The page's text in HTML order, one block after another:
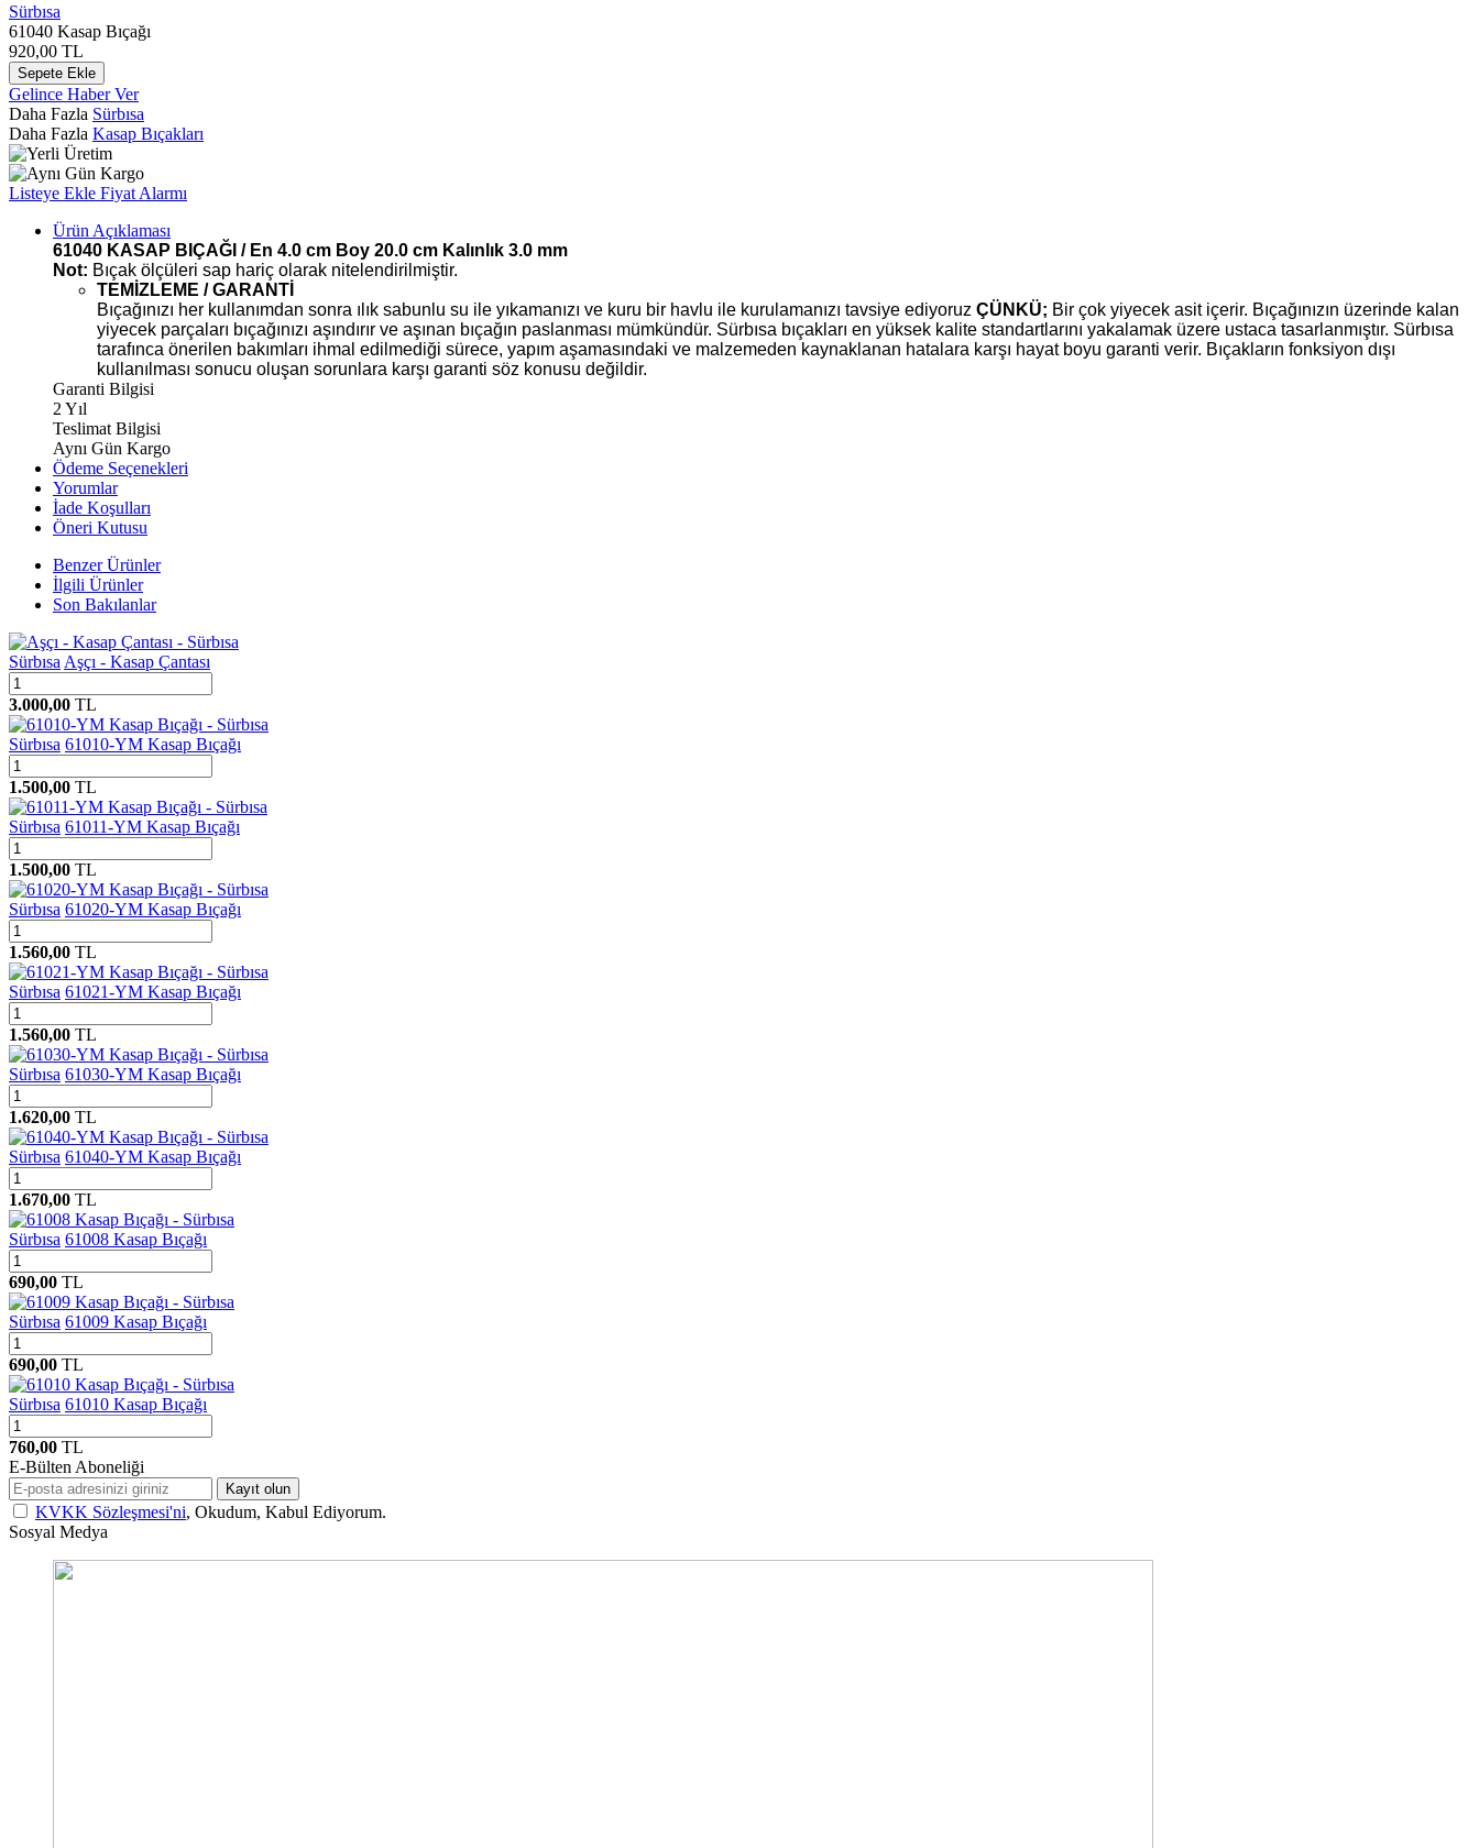
Sürbısa
61040 Kasap Bıçağı
920,00 TL
Sepete Ekle
Gelince Haber Ver
Daha Fazla Sürbısa
Daha Fazla Kasap Bıçakları
Listeye Ekle Fiyat Alarmı
Ürün Açıklaması
61040 KASAP BIÇAĞI / En 4.0 cm Boy 20.0 cm Kalınlık 3.0 mm
Not: Bıçak ölçüleri sap hariç olarak nitelendirilmiştir.
TEMİZLEME / GARANTİ
Bıçağınızı her kullanımdan sonra ılık sabunlu su ile yıkamanızı ve kuru bir havlu ile kurulamanızı tavsiye ediyoruz ÇÜNKÜ; Bir çok yiyecek asit içerir. Bıçağınızın üzerinde kalan
yiyecek parçaları bıçağınızı aşındırır ve aşınan bıçağın paslanması mümkündür. Sürbısa bıçakları en yüksek kalite standartlarını yakalamak üzere ustaca tasarlanmıştır. Sürbısa
tarafınca önerilen bakımları ihmal edilmediği sürece, yapım aşamasındaki ve malzemeden kaynaklanan hatalara karşı hayat boyu garanti verir. Bıçakların fonksiyon dışı
kullanılması sonucu oluşan sorunlara karşı garanti söz konusu değildir.
Garanti Bilgisi
2 Yıl
Teslimat Bilgisi
Aynı Gün Kargo
Ödeme Seçenekleri
Yorumlar
İade Koşulları
Öneri Kutusu
Benzer Ürünler
İlgili Ürünler
Son Bakılanlar
Sürbısa Aşçı - Kasap Çantası
3.000,00 TL
Sürbısa 61010-YM Kasap Bıçağı
1.500,00 TL
Sürbısa 61011-YM Kasap Bıçağı
1.500,00 TL
Sürbısa 61020-YM Kasap Bıçağı
1.560,00 TL
Sürbısa 61021-YM Kasap Bıçağı
1.560,00 TL
Sürbısa 61030-YM Kasap Bıçağı
1.620,00 TL
Sürbısa 61040-YM Kasap Bıçağı
1.670,00 TL
Sürbısa 61008 Kasap Bıçağı
690,00 TL
Sürbısa 61009 Kasap Bıçağı
690,00 TL
Sürbısa 61010 Kasap Bıçağı
760,00 TL
E-Bülten Aboneliği
Kayıt olun
KVKK Sözleşmesi'ni, Okudum, Kabul Ediyorum.
Sosyal Medya